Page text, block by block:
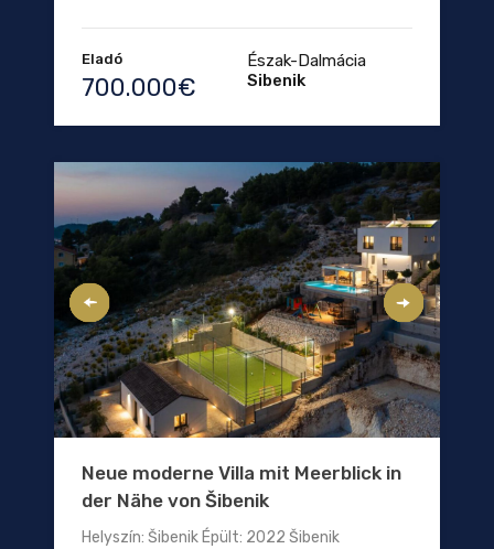
Eladó
700.000€
Észak-Dalmácia
Sibenik
Neue moderne Villa mit Meerblick in
der Nähe von Šibenik
Helyszín: Šibenik Épült: 2022 Šibenik